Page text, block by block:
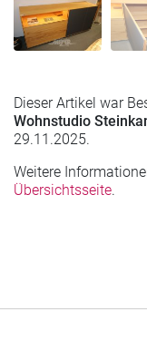
Dieser Artikel war
Wohnstudio
29.11.2025.
Weitere
Übersichtsseite.